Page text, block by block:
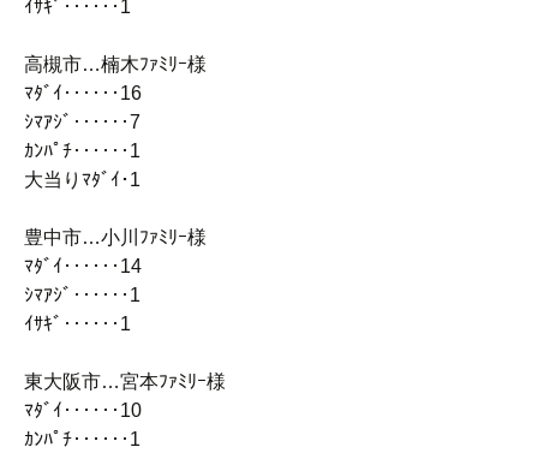
ｲｻｷﾞ‥‥‥1
高槻市…楠木ﾌｧﾐﾘｰ様
ﾏﾀﾞｲ‥‥‥16
ｼﾏｱｼﾞ‥‥‥7
ｶﾝﾊﾟﾁ‥‥‥1
大当りﾏﾀﾞｲ･1
豊中市…小川ﾌｧﾐﾘｰ様
ﾏﾀﾞｲ‥‥‥14
ｼﾏｱｼﾞ‥‥‥1
ｲｻｷﾞ‥‥‥1
東大阪市…宮本ﾌｧﾐﾘｰ様
ﾏﾀﾞｲ‥‥‥10
ｶﾝﾊﾟﾁ‥‥‥1